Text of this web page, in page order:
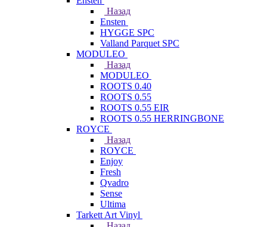
Назад
Ensten
HYGGE SPC
Valland Parquet SPC
MODULEO
Назад
MODULEO
ROOTS 0.40
ROOTS 0.55
ROOTS 0.55 EIR
ROOTS 0.55 HERRINGBONE
ROYCE
Назад
ROYCE
Enjoy
Fresh
Qvadro
Sense
Ultima
Tarkett Art Vinyl